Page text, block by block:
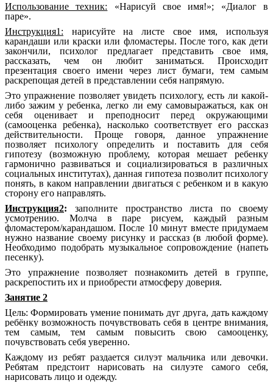
Использование техник: «Нарисуй свое имя!»; «Диалог в
паре».
Инструкция1: нарисуйте на листе свое имя, используя
карандаши или краски или фломастеры. После того, как дети
закончили, психолог предлагает представить свое имя,
рассказать, чем он любит заниматься. Происходит
презентация своего имени через лист бумаги, тем самым
раскрепощая детей в представлении себя напрямую.
Это упражнение позволяет увидеть психологу, есть ли какой-
либо зажим у ребенка, легко ли ему самовыражаться, как он
себя оценивает и преподносит перед окружающими
(самооценка ребенка), насколько соответствует его рассказ
действительности. Проще говоря, данное упражнение
позволяет психологу определить и поставить для себя
гипотезу (возможную проблему, которая мешает ребенку
гармонично развиваться и социализироваться в различных
социальных институтах), данная гипотеза позволит психологу
понять, в каком направлении двигаться с ребенком и в какую
сторону его направлять.
Инструкция2: заполните пространство листа по своему
усмотрению. Молча в паре рисуем, каждый разным
фломастером/карандашом. После 10 минут вместе придумаем
нужно название своему рисунку и рассказ (в любой форме).
Необходимо подобрать музыкальное сопровождение (напеть
песенку).
Это упражнение позволяет познакомить детей в группе,
раскрепостить их и приобрести атмосферу доверия.
Занятие 2
Цель:Формировать умение понимать дуг друга, дать каждому
ребёнку возможность почувствовать себя в центре внимания,
тем самым, тем самым повысить свою самооценку,
почувствовать себя уверенно.
Каждому из ребят раздается силуэт мальчика или девочки.
Ребятам предстоит нарисовать на силуэте самого себя,
нарисовать лицо и одежду.